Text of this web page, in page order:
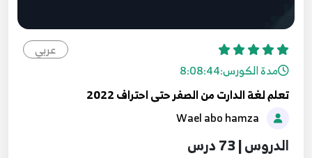
عربي
مدة الكورس:8:08:44
تعلم لغة الدارت من الصفر حتى احتراف 2022
الدروس | 73 درس
29
29.27 - dyanmic varibles
30.28 - final and const
31.29 - Set